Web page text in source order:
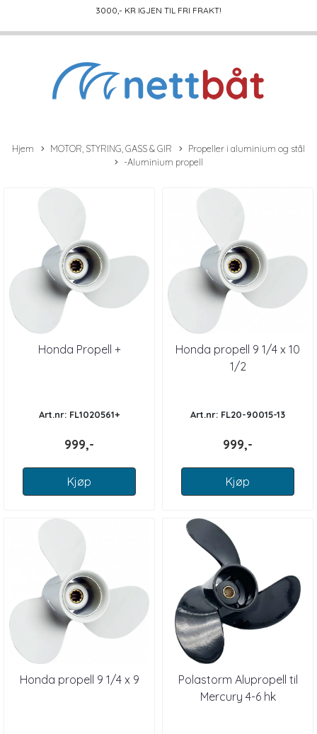
3000,- KR IGJEN TIL FRI FRAKT!
Hjem MOTOR, STYRING, GASS & GIR
Propeller i aluminium og stål
-Aluminium propell
Honda Propell +
Art.nr: FL1020561+
999,-
Kjøp
Honda propell 9 1/4 x 10
1/2
Art.nr: FL20-90015-13
999,-
Kjøp
Honda propell 9 1/4 x 9
Polastorm Alupropell til
Mercury 4-6 hk